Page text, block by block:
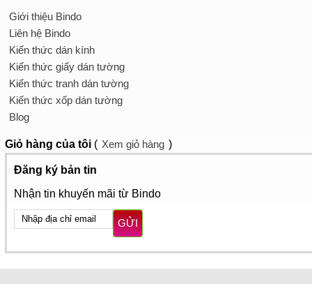
Giới thiệu Bindo
Liên hệ Bindo
Kiến thức dán kính
Kiến thức giấy dán tường
Kiến thức tranh dán tường
Kiến thức xốp dán tường
Blog
Giỏ hàng của tôi ( Xem giỏ hàng )
Đăng ký bản tin
Nhận tin khuyến mãi từ Bindo
GỬI